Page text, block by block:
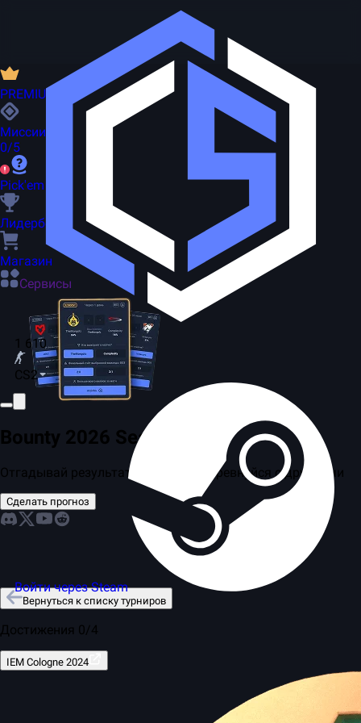
1 610
CS2
Войти через Steam
PREMIUM
Миссии
0/5
Pick'em
Лидерборд
Магазин
Сервисы
Bounty 2026 Season 2
Отгадывай результаты матчей и соревнуйся с друзьями
Сделать прогноз
Вернуться к списку турниров
Достижения 0/4
IEM Cologne 2024